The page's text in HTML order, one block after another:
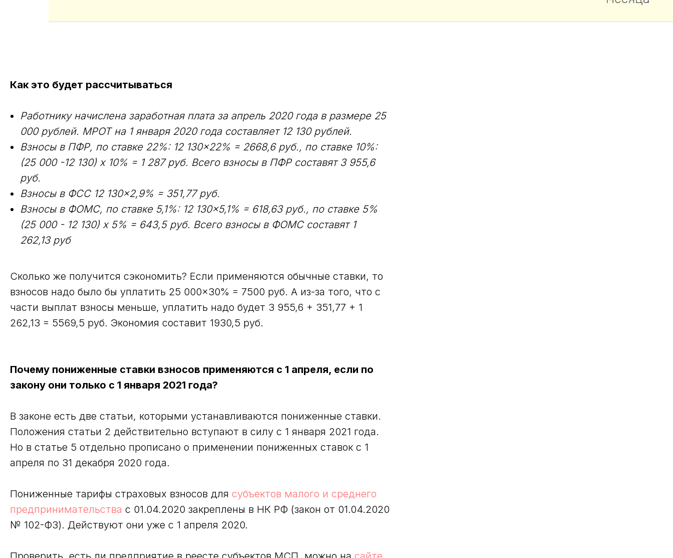
Как это будет рассчитываться
Работнику начислена заработная плата за апрель 2020 года в размере 25
000 рублей. МРОТ на 1 января 2020 года составляет 12 130 рублей.
Взносы в ПФР, по ставке 22%: 12 130×22% = 2668,6 руб., по ставке 10%:
(25 000 -12 130) х 10% = 1 287 руб. Всего взносы в ПФР составят 3 955,6
руб.
Взносы в ФСС 12 130×2,9% = 351,77 руб.
Взносы в ФОМС, по ставке 5,1%: 12 130×5,1% = 618,63 руб., по ставке 5%
(25 000 - 12 130) х 5% = 643,5 руб. Всего взносы в ФОМС составят 1
262,13 руб
Сколько же получится сэкономить? Если применяются обычные ставки, то
взносов надо было бы уплатить 25 000×30% = 7500 руб. А из-за того, что с
части выплат взносы меньше, уплатить надо будет 3 955,6 + 351,77 + 1
262,13 = 5569,5 руб. Экономия составит 1930,5 руб.
Почему пониженные ставки взносов применяются с 1 апреля, если по
закону они только с 1 января 2021 года?
В законе есть две статьи, которыми устанавливаются пониженные ставки.
Положения статьи 2 действительно вступают в силу с 1 января 2021 года.
Но в статье 5 отдельно прописано о применении пониженных ставок с 1
апреля по 31 декабря 2020 года.
Пониженные тарифы страховых взносов для субъектов малого и среднего
предпринимательства с 01.04.2020 закреплены в НК РФ (закон от 01.04.2020
№ 102-ФЗ). Действуют они уже с 1 апреля 2020.